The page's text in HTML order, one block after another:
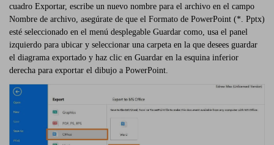
cuadro Exportar, escribe un nuevo nombre para el archivo en el campo
Nombre de archivo, asegúrate de que el Formato de PowerPoint (*. Pptx)
esté seleccionado en el menú desplegable Guardar como, usa el panel
izquierdo para ubicar y seleccionar una carpeta en la que desees guardar
el diagrama exportado y haz clic en Guardar en la esquina inferior
derecha para exportar el dibujo a PowerPoint.